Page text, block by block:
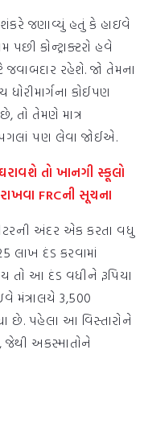
જણાવ્યું હતું કે હાઇવે
પછી કોન્ટ્રાક્ટરો હવે
રહેશે. જો તેમના
ધોરીમાર્ગના કોઈપણ
તો તેમણે માત્ર
પગલાં પણ લેવા જોઈએ.
તો ખાનગી સ્કૂલો
FRCની સૂચના
અંદર એક કરતા વધુ
લાખ દંડ કરવામાં
તો આ દંડ વધીને રૂપિયા
મંત્રાલયે 3,500
છે. પહેલા આ વિસ્તારોને
જેથી અકસ્માતોને